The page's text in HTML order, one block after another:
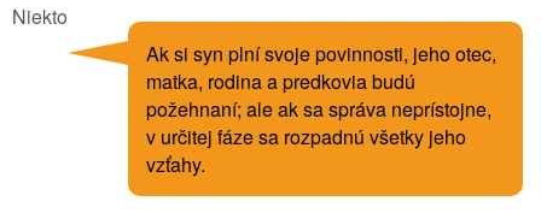
Niekto
Ak si syn plní svoje povinnosti, jeho otec,
matka, rodina a predkovia budú
požehnaní; ale ak sa správa neprístojne,
v určitej fáze sa rozpadnú všetky jeho
vzťahy.